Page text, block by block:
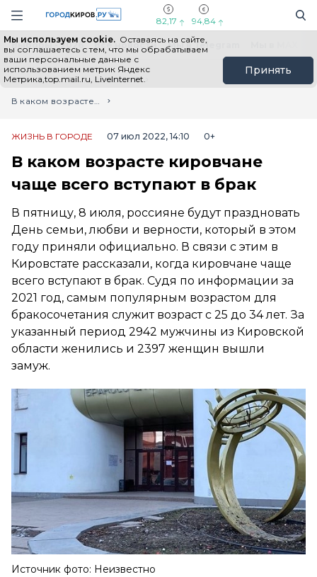
Навигация сайта
82,17 94,84
Мы используем cookie. Оставаясь на сайте,
вы соглашаетесь с тем, что мы обрабатываем
ваши персональные данные с
использованием метрик Яндекс
Метрика,top.mail.ru, LiveInternet.
Принять
Выборы - 2026 Все новости Мы в Telegram
Главная
Лента новостей
В каком возрасте кировчане чаще всего вступают в брак
ЖИЗНЬ В ГОРОДЕ 07 июл 2022, 14:10 0+
В каком возрасте кировчане
чаще всего вступают в брак
В пятницу, 8 июля, россияне будут праздновать
День семьи, любви и верности, который в этом
году приняли официально. В связи с этим в
Кировстате рассказали, когда кировчане чаще
всего вступают в брак. Судя по информации за
2021 год, самым популярным возрастом для
бракосочетания служит возраст с 25 до 34 лет. За
указанный период 2942 мужчины из Кировской
области женились и 2397 женщин вышли
замуж.
Источник фото: Неизвестно